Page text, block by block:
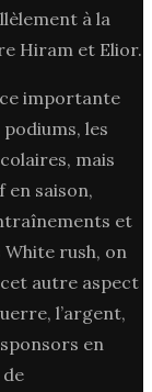
à la
Hiram et Elior.
importante
les
mais
en saison,
et
rush, on
autre aspect
l’argent,
en